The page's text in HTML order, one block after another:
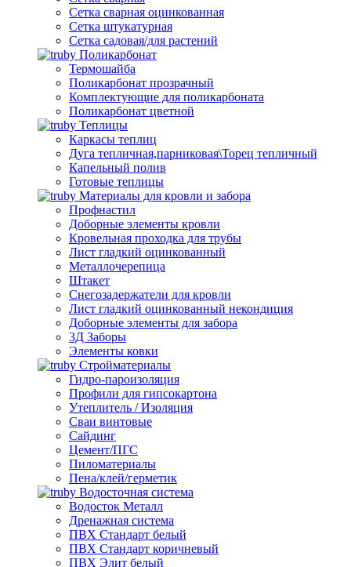
Сетка сварная оцинкованная
Сетка штукатурная
Сетка садовая/для растений
Поликарбонат
Термошайба
Поликарбонат прозрачный
Комплектующие для поликарбоната
Поликарбонат цветной
Теплицы
Каркасы теплиц
Дуга тепличная,парниковая\Торец тепличный
Капельный полив
Готовые теплицы
Материалы для кровли и забора
Профнастил
Доборные элементы кровли
Кровельная проходка для трубы
Лист гладкий оцинкованный
Металлочерепица
Штакет
Снегозадержатели для кровли
Лист гладкий оцинкованный некондиция
Доборные элементы для забора
3Д Заборы
Элементы ковки
Стройматериалы
Гидро-пароизоляция
Профили для гипсокартона
Утеплитель / Изоляция
Сваи винтовые
Сайдинг
Цемент/ПГС
Пиломатериалы
Пена/клей/герметик
Водосточная система
Водосток Металл
Дренажная система
ПВХ Стандарт белый
ПВХ Стандарт коричневый
ПВХ Элит белый